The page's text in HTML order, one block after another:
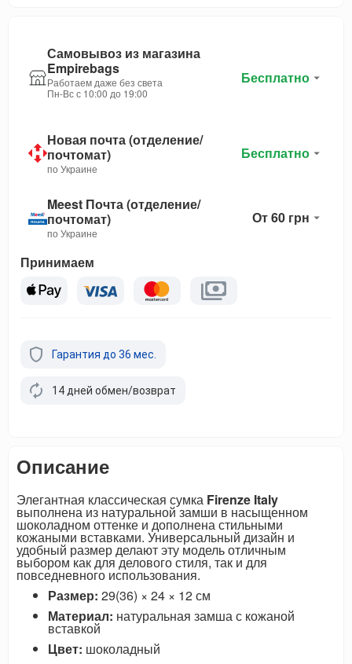
Самовывоз из магазина
Empirebags
Работаем даже без света
Пн-Вс с 10:00 до 19:00
Бесплатно
Новая почта (отделение/
почтомат)
по Украине
Бесплатно
Meest Почта (отделение/
почтомат)
по Украине
От 60 грн
Принимаем
Гарантия до 36 мес.
14 дней обмен/возврат
Описание
Элегантная классическая сумка Firenze Italy
выполнена из натуральной замши в насыщенном
шоколадном оттенке и дополнена стильными
кожаными вставками. Универсальный дизайн и
удобный размер делают эту модель отличным
выбором как для делового стиля, так и для
повседневного использования.
Размер: 29(36) × 24 × 12 см
Материал: натуральная замша с кожаной
вставкой
Цвет: шоколадный